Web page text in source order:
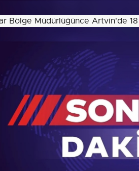
Bölge Müdürlüğünce Artvin'de